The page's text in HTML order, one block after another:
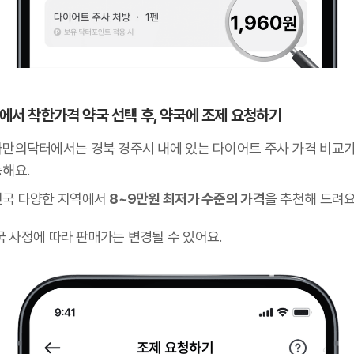
서 착한가격 약국 선택 후, 약국에 조제 요청하기
만의닥터에서는 경북 경주시 내에 있는 다이어트 주사 가격 비교
요.
다양한 지역에서 8~9만원 최저가 수준의 가격을 추천해 드려
사정에 따라 판매가는 변경될 수 있어요.